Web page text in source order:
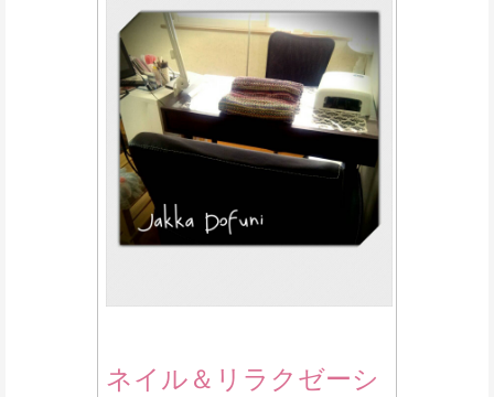
ネイル＆リラクゼーシ